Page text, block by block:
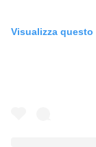
Visualizza